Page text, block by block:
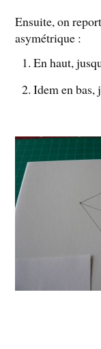
Ensuite, on
asymétrique :
En haut,
Idem en bas,